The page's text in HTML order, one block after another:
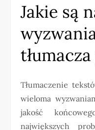
Jakie są
Tłumaczenie
wieloma
jakość
największych